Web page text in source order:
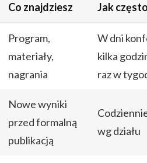
Co znajdziesz Jak
Program,
materiały,
nagrania
W dni
kilka
raz w
Nowe wyniki
przed formalną
publikacją
wg działu